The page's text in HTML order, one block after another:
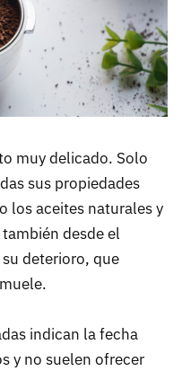
muy delicado. Solo
sus propiedades
los aceites naturales y
desde el
deterioro, que
indican la fecha
y no suelen ofrecer